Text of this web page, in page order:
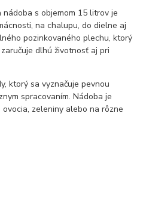
s objemom 15 litrov je
na chalupu, do dielne aj
pozinkovaného plechu, ktorý
dlhú životnosť aj pri
ktorý sa vyznačuje pevnou
spracovaním. Nádoba je
zeleniny alebo na rôzne